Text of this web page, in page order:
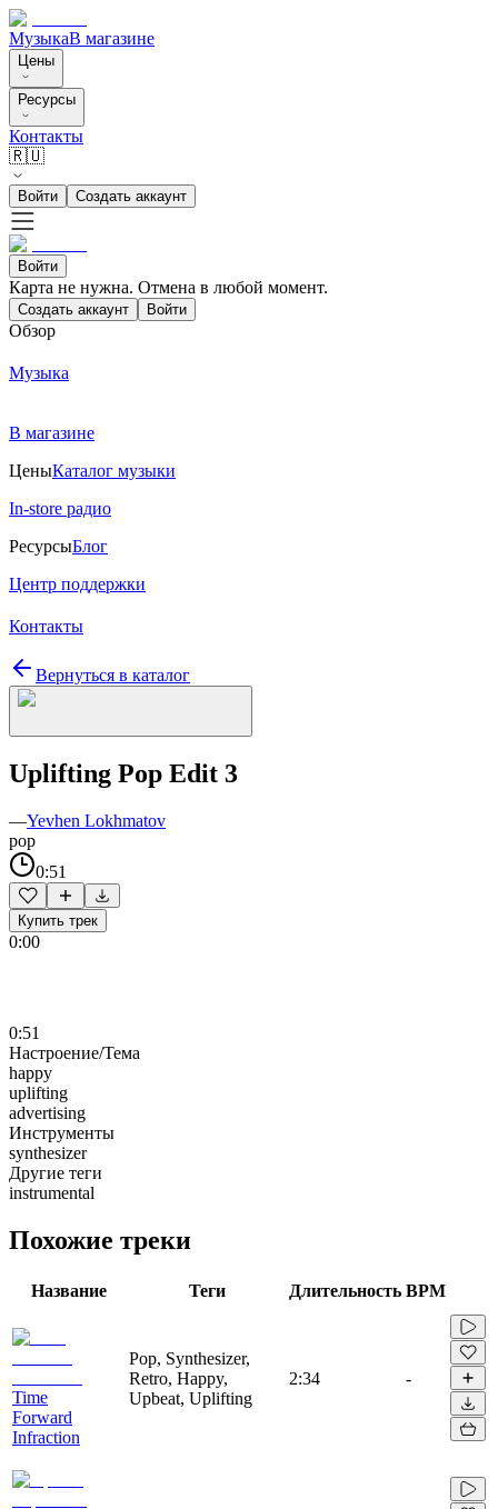
МузыкаВ магазине
Цены
Ресурсы
Контакты
🇷🇺
Войти Создать аккаунт
Войти
Карта не нужна. Отмена в любой момент.
Создать аккаунт Войти
Обзор
Музыка
В магазине
ЦеныКаталог музыки
In-store радио
РесурсыБлог
Центр поддержки
Контакты
Вернуться в каталог
Uplifting Pop Edit 3
—Yevhen Lokhmatov
pop
0:51
Купить трек
0:00
0:51
Настроение/Тема
happy
uplifting
advertising
Инструменты
synthesizer
Другие теги
instrumental
Похожие треки
Название Теги Длительность BPM
Time
Forward
Infraction
Pop, Synthesizer,
Retro, Happy,
Upbeat, Uplifting
2:34 -